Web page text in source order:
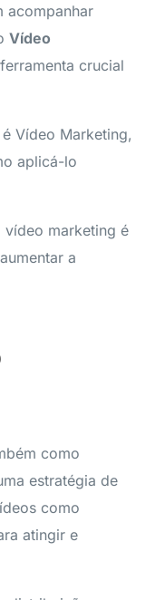
acompanhar
Vídeo
crucial
Vídeo Marketing,
aplicá-lo
marketing é
a
como
estratégia de
como
atingir e